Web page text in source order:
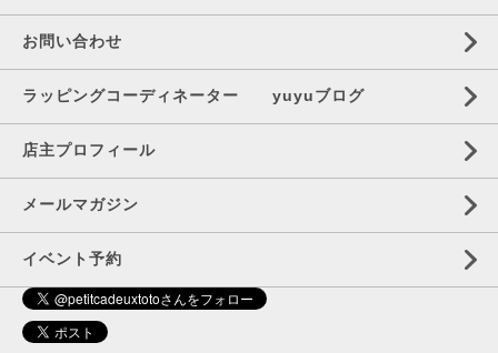
お問い合わせ
ラッピングコーディネーター yuyuブログ
店主プロフィール
メールマガジン
イベント予約